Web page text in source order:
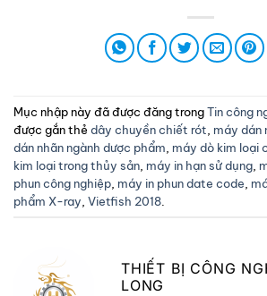
Mục nhập này đã được đăng trongTin công
được gắn thẻ dây chuyền chiết rót máy dán
dán nhãn ngành dược phẩm máy dò kim loại
kim loại trong thủy sản máy in hạn sử dụng
phun công nghiệp máy in phun date code
phẩm X-ray Vietfish 2018
THIẾT BỊ CÔNG
LONG